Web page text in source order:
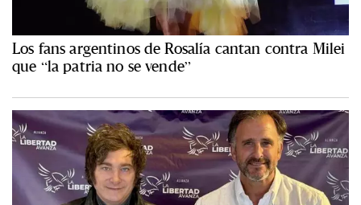
Los fans argentinos de Rosalía cantan contra Milei
que “la patria no se vende”